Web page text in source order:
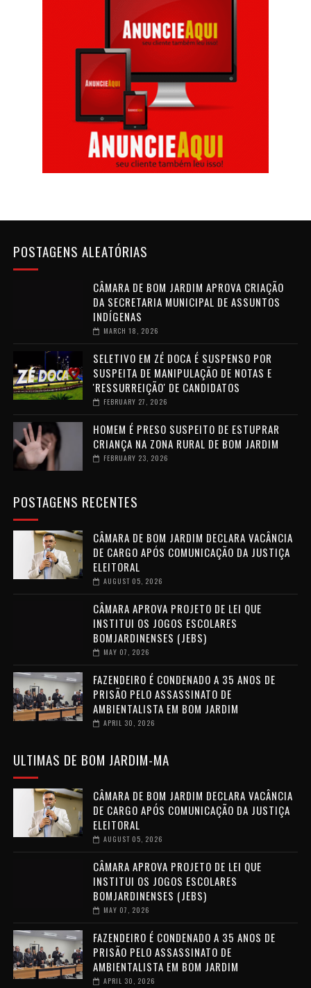
POSTAGENS ALEATÓRIAS
CÂMARA DE BOM JARDIM APROVA CRIAÇÃO
DA SECRETARIA MUNICIPAL DE ASSUNTOS
INDÍGENAS
MARCH 18, 2026
SELETIVO EM ZÉ DOCA É SUSPENSO POR
SUSPEITA DE MANIPULAÇÃO DE NOTAS E
'RESSURREIÇÃO' DE CANDIDATOS
FEBRUARY 27, 2026
HOMEM É PRESO SUSPEITO DE ESTUPRAR
CRIANÇA NA ZONA RURAL DE BOM JARDIM
FEBRUARY 23, 2026
POSTAGENS RECENTES
CÂMARA DE BOM JARDIM DECLARA VACÂNCIA
DE CARGO APÓS COMUNICAÇÃO DA JUSTIÇA
ELEITORAL
AUGUST 05, 2026
CÂMARA APROVA PROJETO DE LEI QUE
INSTITUI OS JOGOS ESCOLARES
BOMJARDINENSES (JEBS)
MAY 07, 2026
FAZENDEIRO É CONDENADO A 35 ANOS DE
PRISÃO PELO ASSASSINATO DE
AMBIENTALISTA EM BOM JARDIM
APRIL 30, 2026
ULTIMAS DE BOM JARDIM-MA
CÂMARA DE BOM JARDIM DECLARA VACÂNCIA
DE CARGO APÓS COMUNICAÇÃO DA JUSTIÇA
ELEITORAL
AUGUST 05, 2026
CÂMARA APROVA PROJETO DE LEI QUE
INSTITUI OS JOGOS ESCOLARES
BOMJARDINENSES (JEBS)
MAY 07, 2026
FAZENDEIRO É CONDENADO A 35 ANOS DE
PRISÃO PELO ASSASSINATO DE
AMBIENTALISTA EM BOM JARDIM
APRIL 30, 2026